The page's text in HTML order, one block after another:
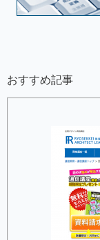
おすすめ記事